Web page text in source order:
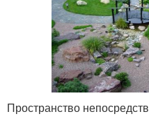
Пространство